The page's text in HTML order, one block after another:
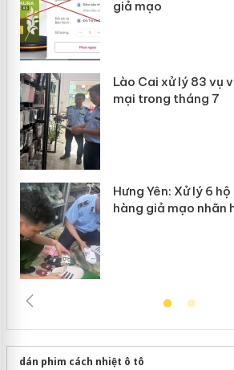
giả mạo
Lào Cai xử lý 83 vụ
mại trong tháng 7
Hưng Yên: Xử lý 6
hàng giả mạo nhãn
dán phim cách nhiệt ô tô